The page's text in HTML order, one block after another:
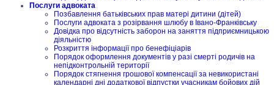
Послуги адвоката
Позбавлення батьківських прав матері дитини (дітей)
Послуги адвоката з розірвання шлюбу в Івано-Франківську
Довідка про відсутність заборон на заняття підприємницькою
діяльністю
Розкриття інформації про бенефіціарів
Порядок оформлення документів у разі смерті родичів на
непідконтрольній території
Порядок стягнення грошової компенсації за невикористані
календарні дні додаткової відпустки учасникам бойових дій